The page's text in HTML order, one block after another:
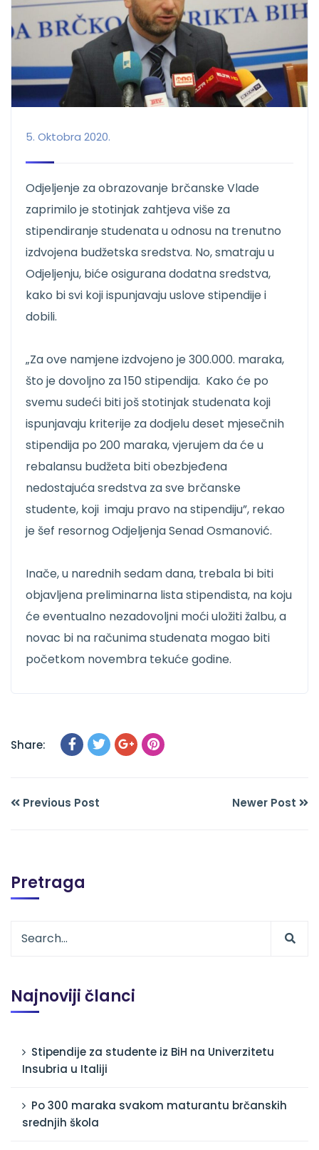
5. Oktobra 2020.
Odjeljenje za obrazovanje brčanske Vlade
zaprimilo je stotinjak zahtjeva više za
stipendiranje studenata u odnosu na trenutno
izdvojena budžetska sredstva. No, smatraju u
Odjeljenju, biće osigurana dodatna sredstva,
kako bi svi koji ispunjavaju uslove stipendije i
dobili.
„Za ove namjene izdvojeno je 300.000. maraka,
što je dovoljno za 150 stipendija. Kako će po
svemu sudeći biti još stotinjak studenata koji
ispunjavaju kriterije za dodjelu deset mjesečnih
stipendija po 200 maraka, vjerujem da će u
rebalansu budžeta biti obezbjeđena
nedostajuća sredstva za sve brčanske
studente, koji imaju pravo na stipendiju”, rekao
je šef resornog Odjeljenja Senad Osmanović.
Inače, u narednih sedam dana, trebala bi biti
objavljena preliminarna lista stipendista, na koju
će eventualno nezadovoljni moći uložiti žalbu, a
novac bi na računima studenata mogao biti
početkom novembra tekuće godine.
Share:
Previous Post Newer Post
Pretraga
Najnoviji članci
Stipendije za studente iz BiH na Univerzitetu
Insubria u Italiji
Po 300 maraka svakom maturantu brčanskih
srednjih škola